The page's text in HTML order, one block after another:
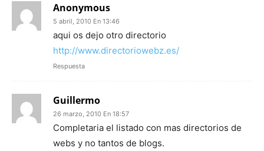
Anonymous
5 abril, 2010 En 13:46
aqui os dejo otro directorio
http://www.directoriowebz.es/
Respuesta
Guillermo
26 marzo, 2010 En 18:57
Completaria el listado con mas directorios de
webs y no tantos de blogs.